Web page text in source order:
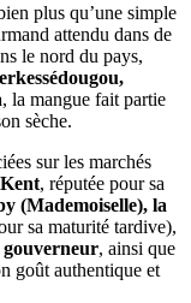
plus qu’une simple
attendu dans de
le nord du pays,
, la mangue fait partie
sèche.
sur les marchés
, réputée pour sa
(Mademoiselle), la
sa maturité tardive),
gouverneur, ainsi que
goût authentique et